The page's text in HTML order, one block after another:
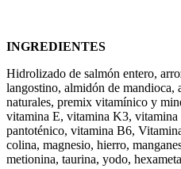
INGREDIENTES
Hidrolizado de salmón entero,
langostino, almidón de mandioca,
naturales, premix vitamínico y
vitamina E, vitamina K3,
pantoténico, vitamina B6,
colina, magnesio, hierro,
metionina, taurina, yodo,